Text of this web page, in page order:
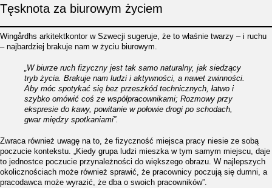
Tęsknota za biurowym życiem
Wingårdhs arkitektkontor w Szwecji sugeruje, że to właśnie twarzy – i ruchu
– najbardziej brakuje nam w życiu biurowym.
„W biurze ruch fizyczny jest tak samo naturalny, jak siedzący
tryb życia. Brakuje nam ludzi i aktywności, a nawet zwinności.
Aby móc spotykać się bez przeszkód technicznych, łatwo i
szybko omówić coś ze współpracownikami; Rozmowy przy
ekspresie do kawy, powitanie w połowie drogi po schodach,
gwar między spotkaniami”.
Zwraca również uwagę na to, że fizyczność miejsca pracy niesie ze sobą
poczucie kontekstu. „Kiedy grupa ludzi mieszka w tym samym miejscu, daje
to jednostce poczucie przynależności do większego obrazu. W najlepszych
okolicznościach może również sprawić, że pracownicy poczują się dumni, a
pracodawca może wyrazić, że dba o swoich pracowników”.